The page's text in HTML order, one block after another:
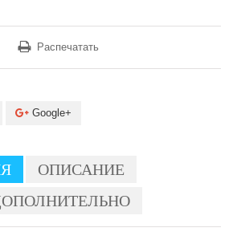
Распечатать
Google+
ОПИСАНИЕ